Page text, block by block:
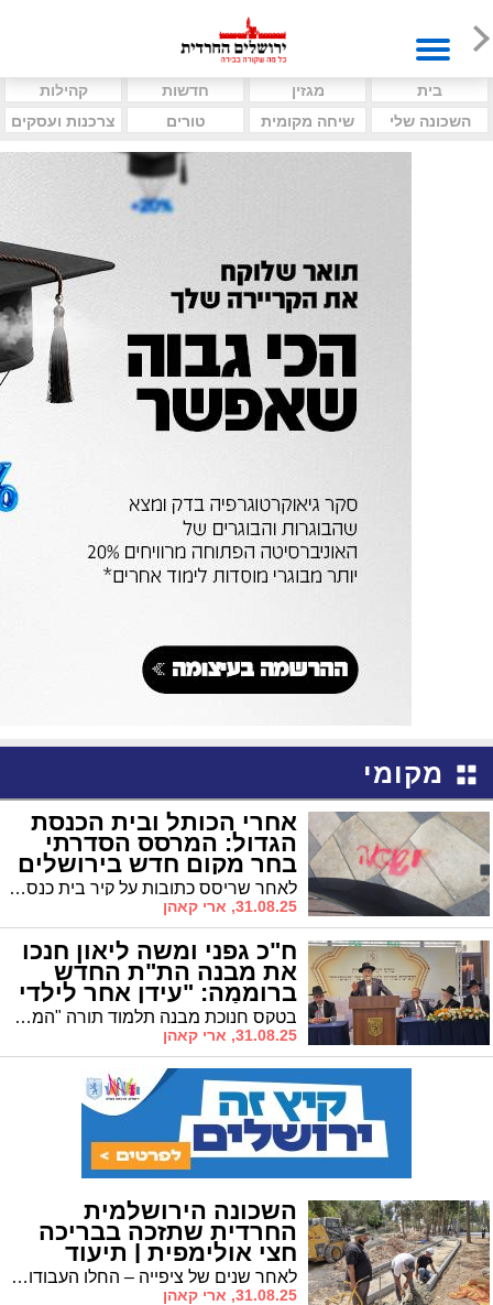
בית מגזין חדשות
קהילות
השכונה שלי
שיחה מקומית טורים צרכנות ועסקים
מקומי
אחרי הכותל ובית הכנסת
הגדול: המרסס הסדרתי
בחר מקום חדש בירושלים
לאחר שריסס כתובות על קיר בית כנסת, אבני הכותל וכנסיית הקבר ושוחרר – נעצר שוב בכניסה לירושלים • הפעם החזיק שלט "יש שואה בעזה" וניסה לרסס כתובת זהה על המדרכה בתחנת "מרכזית" של הרכבת הקלה
31.08.25, ארי קאהן
ח"כ גפני ומשה ליאון חנכו
את מבנה הת"ת החדש
ברוממה: "עידן אחר לילדי
ירושלים" בטקס חנוכת מבנה תלמוד תורה "המסורה" בשכונת רוממה בירושלים סיפר יו"ר דגל התורה על תנאי הלימוד בעבר במקלטים מאולתרים • "היום אנחנו חונכים מבנה מפואר ותיקני כפי שראוי לילדי העיר" • גפני הודה לראש העיר משה ליאון ולנציגי דגל התורה בעירייה על פועלם
31.08.25, ארי קאהן
השכונה הירושלמית
החרדית שתזכה בבריכה
חצי אולימפית | תיעוד
לאחר שנים של ציפייה – החלו העבודות להקמת מרכז תרבות בהר נוף • המרכז יכלול בריכה חצי אולימפית, חדרי כושר ואולמות סטודיו • עלות הפרויקט נאמדת בלמעלה מ־50 מיליון ש"ח
31.08.25, ארי קאהן